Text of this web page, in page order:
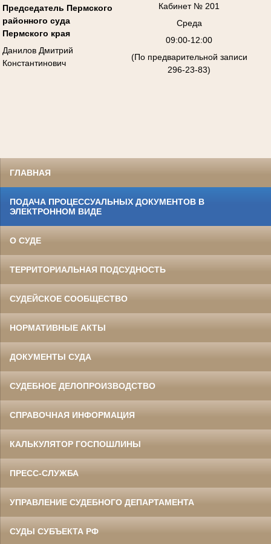
Председатель Пермского
районного суда
Пермского края
Данилов Дмитрий
Константинович
Кабинет № 201
Среда
09:00-12:00
(По предварительной записи
296-23-83)
ГЛАВНАЯ
ПОДАЧА ПРОЦЕССУАЛЬНЫХ ДОКУМЕНТОВ В
ЭЛЕКТРОННОМ ВИДЕ
О СУДЕ
ТЕРРИТОРИАЛЬНАЯ ПОДСУДНОСТЬ
СУДЕЙСКОЕ СООБЩЕСТВО
НОРМАТИВНЫЕ АКТЫ
ДОКУМЕНТЫ СУДА
СУДЕБНОЕ ДЕЛОПРОИЗВОДСТВО
СПРАВОЧНАЯ ИНФОРМАЦИЯ
КАЛЬКУЛЯТОР ГОСПОШЛИНЫ
ПРЕСС-СЛУЖБА
УПРАВЛЕНИЕ СУДЕБНОГО ДЕПАРТАМЕНТА
СУДЫ СУБЪЕКТА РФ